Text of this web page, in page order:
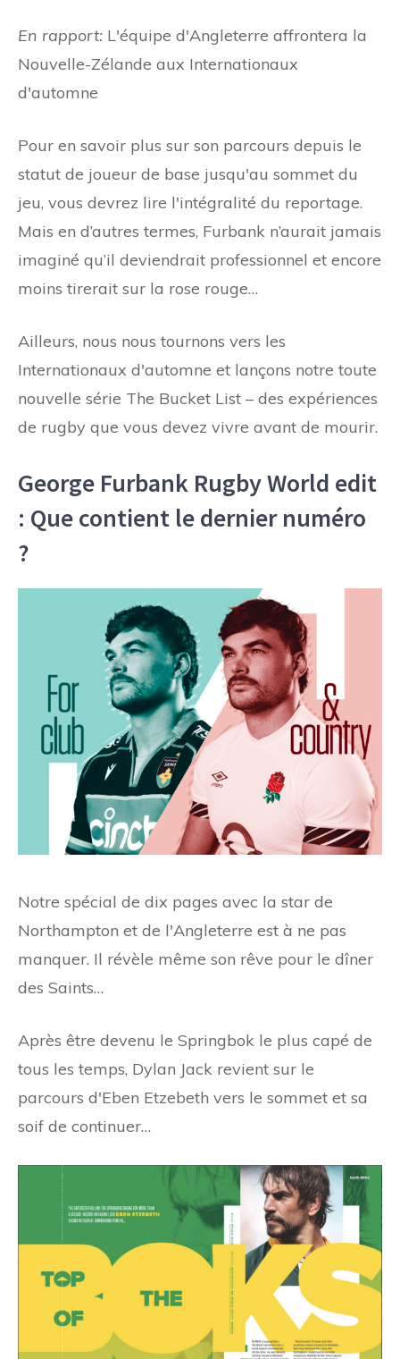
En rapport: L'équipe d'Angleterre affrontera la
Nouvelle-Zélande aux Internationaux
d'automne
Pour en savoir plus sur son parcours depuis le
statut de joueur de base jusqu'au sommet du
jeu, vous devrez lire l'intégralité du reportage.
Mais en d’autres termes, Furbank n’aurait jamais
imaginé qu’il deviendrait professionnel et encore
moins tirerait sur la rose rouge…
Ailleurs, nous nous tournons vers les
Internationaux d'automne et lançons notre toute
nouvelle série The Bucket List – des expériences
de rugby que vous devez vivre avant de mourir.
George Furbank Rugby World edit
: Que contient le dernier numéro
?
Notre spécial de dix pages avec la star de
Northampton et de l'Angleterre est à ne pas
manquer. Il révèle même son rêve pour le dîner
des Saints…
Après être devenu le Springbok le plus capé de
tous les temps, Dylan Jack revient sur le
parcours d'Eben Etzebeth vers le sommet et sa
soif de continuer…